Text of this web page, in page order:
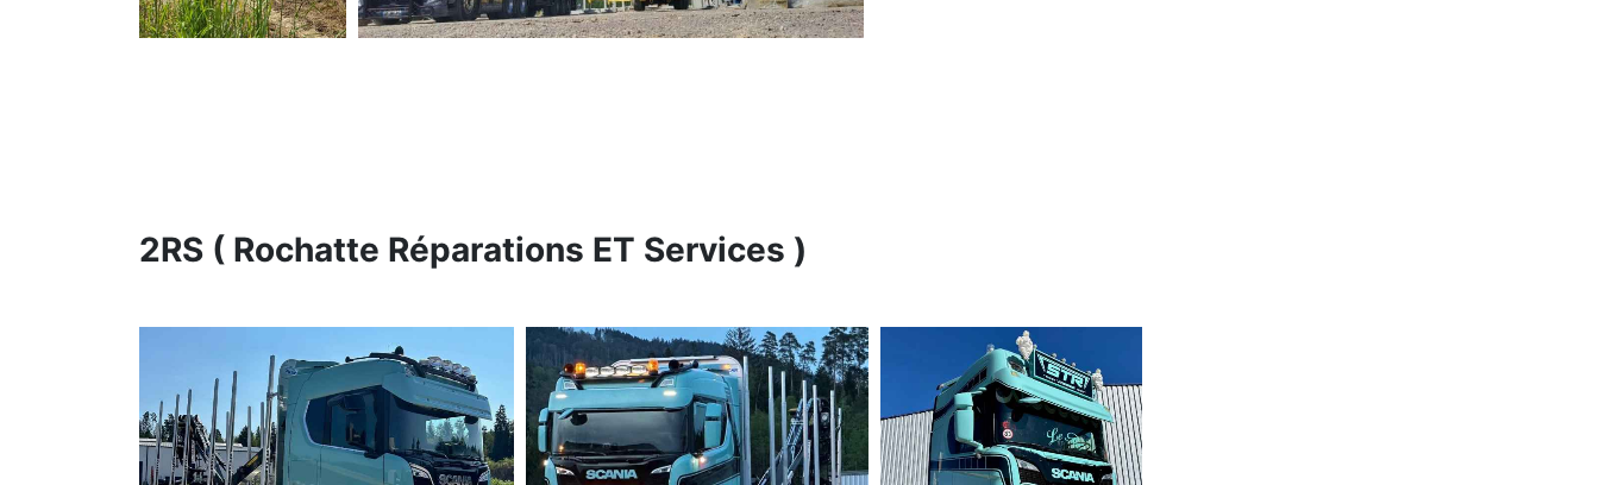
2RS ( Rochatte Réparations ET Services )